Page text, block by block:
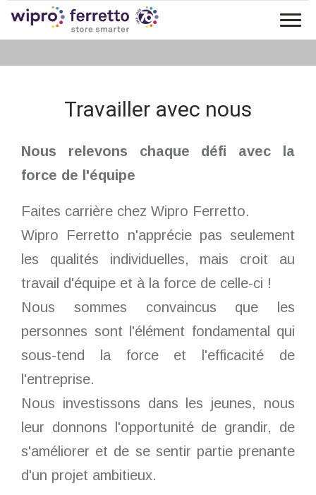
travailler avec nous
Travailler avec nous
Nous relevons chaque défi avec la
force de l'équipe
Faites carrière chez Wipro Ferretto.
Wipro Ferretto n'apprécie pas seulement
les qualités individuelles, mais croit au
travail d'équipe et à la force de celle-ci !
Nous sommes convaincus que les
personnes sont l'élément fondamental qui
sous-tend la force et l'efficacité de
l'entreprise.
Nous investissons dans les jeunes, nous
leur donnons l'opportunité de grandir, de
s'améliorer et de se sentir partie prenante
d'un projet ambitieux.